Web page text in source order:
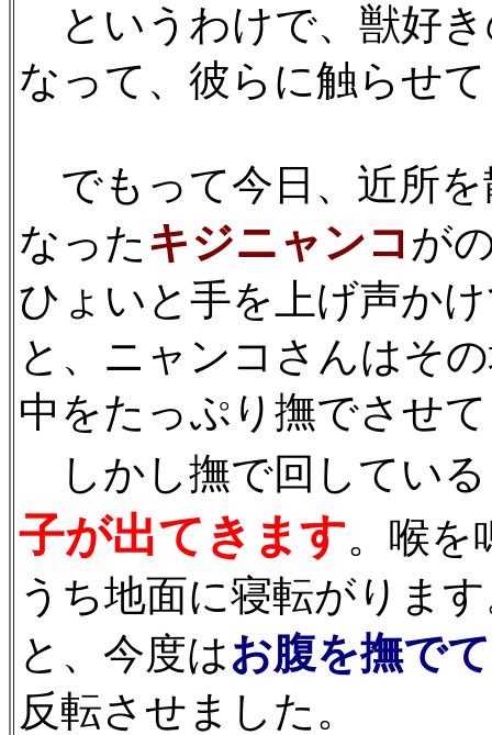
というわけで、獣好
なって、彼らに触らせ
でもって今日、近所を
なった キジニャンコ が
ひょいと手を上げ声か
と、ニャンコさんはそ
中をたっぷり撫でさせ
しかし撫で回してい
子が出てきます。喉を
うち地面に寝転がりま
と、今度はお腹を撫で
反転させました。